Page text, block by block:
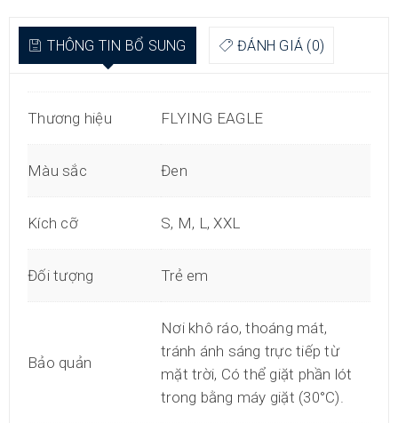
THÔNG TIN BỔ SUNG ĐÁNH GIÁ (0)
Thương hiệu FLYING EAGLE
Màu sắc Đen
Kích cỡ S, M, L, XXL
Đối tượng Trẻ em
Bảo quản
Nơi khô ráo, thoáng mát,
tránh ánh sáng trực tiếp từ
mặt trời, Có thể giặt phần lót
trong bằng máy giặt (30°C).